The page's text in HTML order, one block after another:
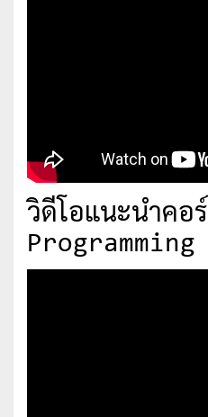
วิดีโอแนะนำคอ
Programming